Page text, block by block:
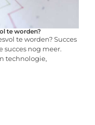
te worden?
te worden? Succes
succes nog meer.
technologie,